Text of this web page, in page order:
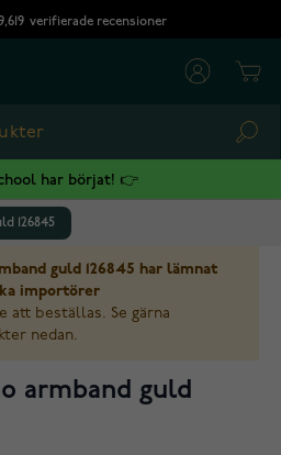
verifierade recensioner
har börjat! 👉
126845
guld 126845 har lämnat
importörer
att beställas. Se gärna
nedan.
armband guld